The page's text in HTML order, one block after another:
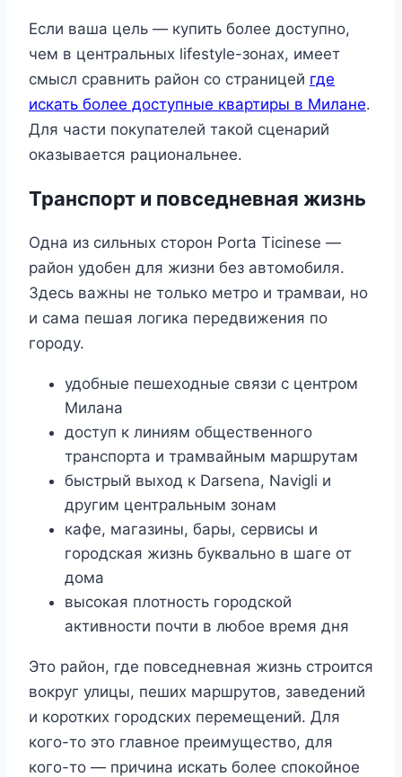
Если ваша цель — купить более доступно,
чем в центральных lifestyle-зонах, имеет
смысл сравнить район со страницей где
искать более доступные квартиры в Милане.
Для части покупателей такой сценарий
оказывается рациональнее.
Транспорт и повседневная жизнь
Одна из сильных сторон Porta Ticinese —
район удобен для жизни без автомобиля.
Здесь важны не только метро и трамваи, но
и сама пешая логика передвижения по
городу.
удобные пешеходные связи с центром
Милана
доступ к линиям общественного
транспорта и трамвайным маршрутам
быстрый выход к Darsena, Navigli и
другим центральным зонам
кафе, магазины, бары, сервисы и
городская жизнь буквально в шаге от
дома
высокая плотность городской
активности почти в любое время дня
Это район, где повседневная жизнь строится
вокруг улицы, пеших маршрутов, заведений
и коротких городских перемещений. Для
кого-то это главное преимущество, для
кого-то — причина искать более спокойное